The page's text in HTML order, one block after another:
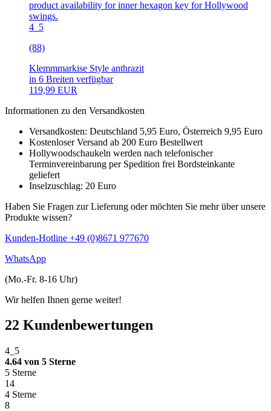
4_5
(88)
Klemmmarkise Style anthrazit
in 6 Breiten verfügbar
119,99 EUR
Informationen zu den Versandkosten
Versandkosten: Deutschland 5,95 Euro, Österreich 9,95 Euro
Kostenloser Versand ab 200 Euro Bestellwert
Hollywoodschaukeln werden nach telefonischer
Terminvereinbarung per Spedition frei Bordsteinkante
geliefert
Inselzuschlag: 20 Euro
Haben Sie Fragen zur Lieferung oder möchten Sie mehr über unsere
Produkte wissen?
Kunden-Hotline +49 (0)8671 977670
WhatsApp
(Mo.-Fr. 8-16 Uhr)
Wir helfen Ihnen gerne weiter!
22 Kundenbewertungen
4_5
4.64 von 5 Sterne
5 Sterne
14
4 Sterne
8